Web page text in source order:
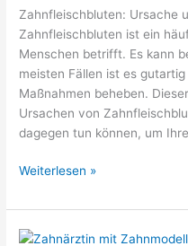
Zahnfleischbluten: Ursache
Zahnfleischbluten ist ein
Menschen betrifft. Es kann
meisten Fällen ist es
Maßnahmen beheben.
Ursachen von
dagegen tun können, um Ihre
können
Weiterlesen »
Gesunde